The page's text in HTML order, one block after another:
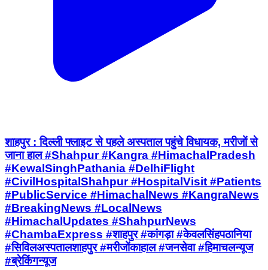
शाहपुर : दिल्ली फ्लाइट से पहले अस्पताल पहुंचे विधायक, मरीजों से
जाना हाल #Shahpur #Kangra #HimachalPradesh
#KewalSinghPathania #DelhiFlight
#CivilHospitalShahpur #HospitalVisit #Patients
#PublicService #HimachalNews #KangraNews
#BreakingNews #LocalNews
#HimachalUpdates #ShahpurNews
#ChambaExpress #शाहपुर #कांगड़ा #केवलसिंहपठानिया
#सिविलअस्पतालशाहपुर #मरीजोंकाहाल #जनसेवा #हिमाचलन्यूज
#ब्रेकिंगन्यूज